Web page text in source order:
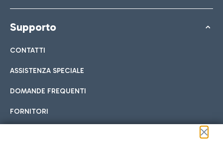
Supporto
CONTATTI
ASSISTENZA SPECIALE
DOMANDE FREQUENTI
FORNITORI